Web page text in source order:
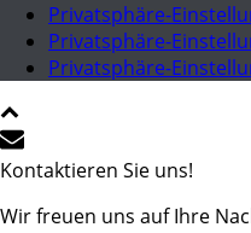
Privatsphäre-
Privatsphäre-
Privatsphäre-
Kontaktieren Sie uns!
Wir freuen uns auf Ihre